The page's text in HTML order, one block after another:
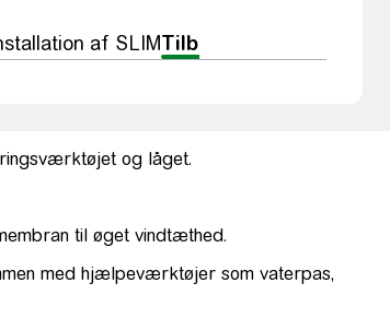
af SLIMTilbehør
og låget.
til øget vindtæthed.
med hjælpeværktøjer som vaterpas,